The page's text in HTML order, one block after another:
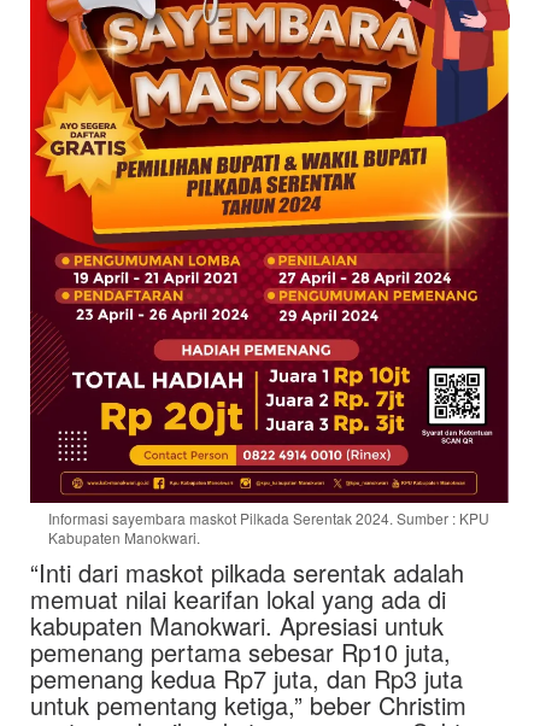
Informasi sayembara maskot Pilkada Serentak 2024. Sumber : KPU
Kabupaten Manokwari.
“Inti dari maskot pilkada serentak adalah
memuat nilai kearifan lokal yang ada di
kabupaten Manokwari. Apresiasi untuk
pemenang pertama sebesar Rp10 juta,
pemenang kedua Rp7 juta, dan Rp3 juta
untuk pementang ketiga,” beber Christim